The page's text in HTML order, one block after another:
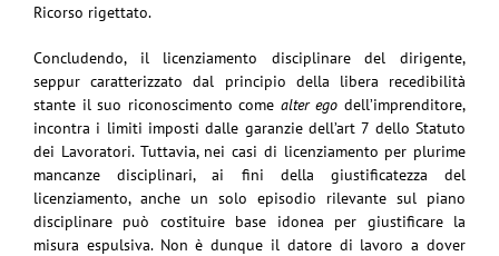
Ricorso rigettato.
Concludendo, il licenziamento disciplinare del dirigente,
seppur caratterizzato dal principio della libera recedibilità
stante il suo riconoscimento come alter ego dell’imprenditore,
incontra i limiti imposti dalle garanzie dell’art 7 dello Statuto
dei Lavoratori. Tuttavia, nei casi di licenziamento per plurime
mancanze disciplinari, ai fini della giustificatezza del
licenziamento, anche un solo episodio rilevante sul piano
disciplinare può costituire base idonea per giustificare la
misura espulsiva. Non è dunque il datore di lavoro a dover